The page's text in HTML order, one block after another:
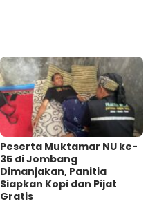
Peserta Muktamar NU ke-
35 di Jombang
Dimanjakan, Panitia
Siapkan Kopi dan Pijat
Gratis